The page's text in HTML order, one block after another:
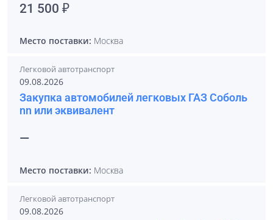
21 500 ₽
Место поставки: Москва
Легковой автотранспорт
09.08.2026
Закупка автомобилей легковых ГАЗ Соболь
nn или эквивалент
—
Место поставки: Москва
Легковой автотранспорт
09.08.2026